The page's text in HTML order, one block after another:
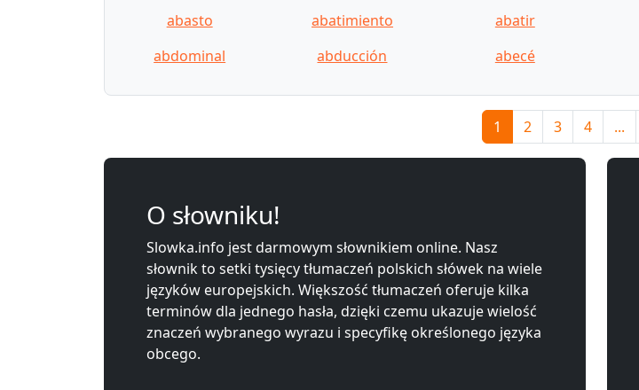
abasto
abatimiento abatir
abdominal
abducción abecé
1 2 3 4 ...
O słowniku!
Slowka.info jest darmowym słownikiem online. Nasz
słownik to setki tysięcy tłumaczeń polskich słówek na wiele
języków europejskich. Większość tłumaczeń oferuje kilka
terminów dla jednego hasła, dzięki czemu ukazuje wielość
znaczeń wybranego wyrazu i specyfikę określonego języka
obcego.